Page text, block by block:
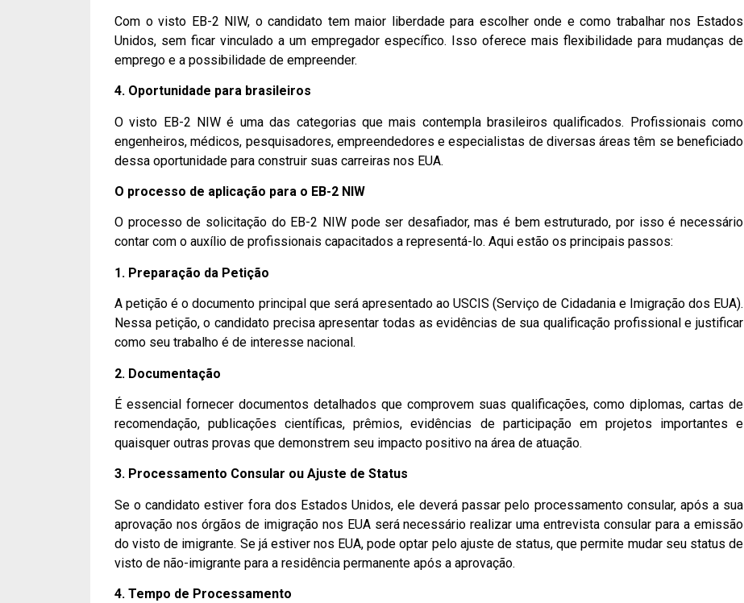
Com o visto EB-2 NIW, o candidato tem maior liberdade para escolher onde e como trabalhar nos Estados
Unidos, sem ficar vinculado a um empregador específico. Isso oferece mais flexibilidade para mudanças de
emprego e a possibilidade de empreender.
4. Oportunidade para brasileiros
O visto EB-2 NIW é uma das categorias que mais contempla brasileiros qualificados. Profissionais como
engenheiros, médicos, pesquisadores, empreendedores e especialistas de diversas áreas têm se beneficiado
dessa oportunidade para construir suas carreiras nos EUA.
O processo de aplicação para o EB-2 NIW
O processo de solicitação do EB-2 NIW pode ser desafiador, mas é bem estruturado, por isso é necessário
contar com o auxílio de profissionais capacitados a representá-lo. Aqui estão os principais passos:
1. Preparação da Petição
A petição é o documento principal que será apresentado ao USCIS (Serviço de Cidadania e Imigração dos EUA).
Nessa petição, o candidato precisa apresentar todas as evidências de sua qualificação profissional e justificar
como seu trabalho é de interesse nacional.
2. Documentação
É essencial fornecer documentos detalhados que comprovem suas qualificações, como diplomas, cartas de
recomendação, publicações científicas, prêmios, evidências de participação em projetos importantes e
quaisquer outras provas que demonstrem seu impacto positivo na área de atuação.
3. Processamento Consular ou Ajuste de Status
Se o candidato estiver fora dos Estados Unidos, ele deverá passar pelo processamento consular, após a sua
aprovação nos órgãos de imigração nos EUA será necessário realizar uma entrevista consular para a emissão
do visto de imigrante. Se já estiver nos EUA, pode optar pelo ajuste de status, que permite mudar seu status de
visto de não-imigrante para a residência permanente após a aprovação.
4. Tempo de Processamento